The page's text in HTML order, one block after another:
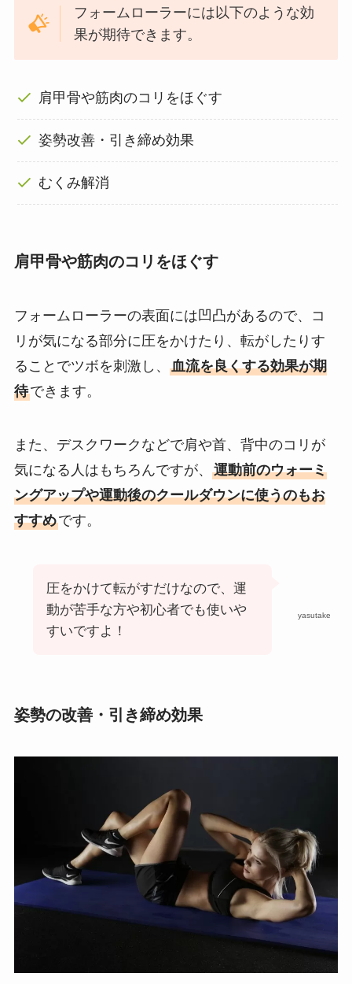
フォームローラーには以下のような効
果が期待できます。
肩甲骨や筋肉のコリをほぐす
姿勢改善・引き締め効果
むくみ解消
肩甲骨や筋肉のコリをほぐす
フォームローラーの表面には凹凸があるので、コ
リが気になる部分に圧をかけたり、転がしたりす
ることでツボを刺激し、 血流を良くする効果が期
待できます。
また、デスクワークなどで肩や首、背中のコリが
気になる人はもちろんですが、 運動前のウォーミ
ングアップや運動後のクールダウンに使うのもお
すすめです。
yasutake
圧をかけて転がすだけなので、運
動が苦手な方や初心者でも使いや
すいですよ！
姿勢の改善・引き締め効果